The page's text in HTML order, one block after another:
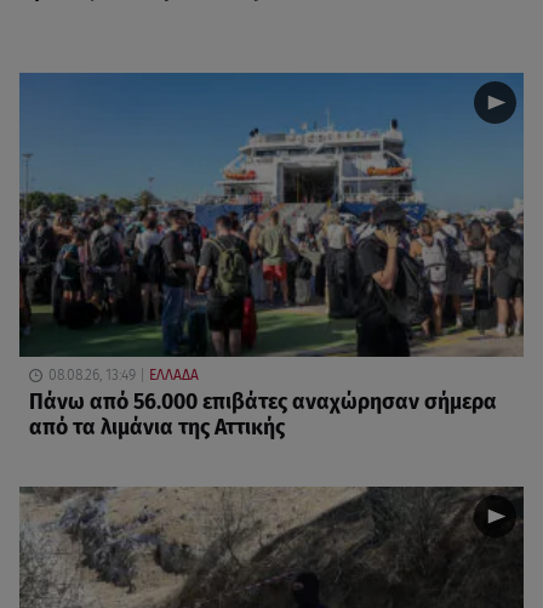
08.08.26, 13:49 ΕΛΛΑΔΑ
Πάνω από 56.000 επιβάτες αναχώρησαν σήμερα
από τα λιμάνια της Αττικής